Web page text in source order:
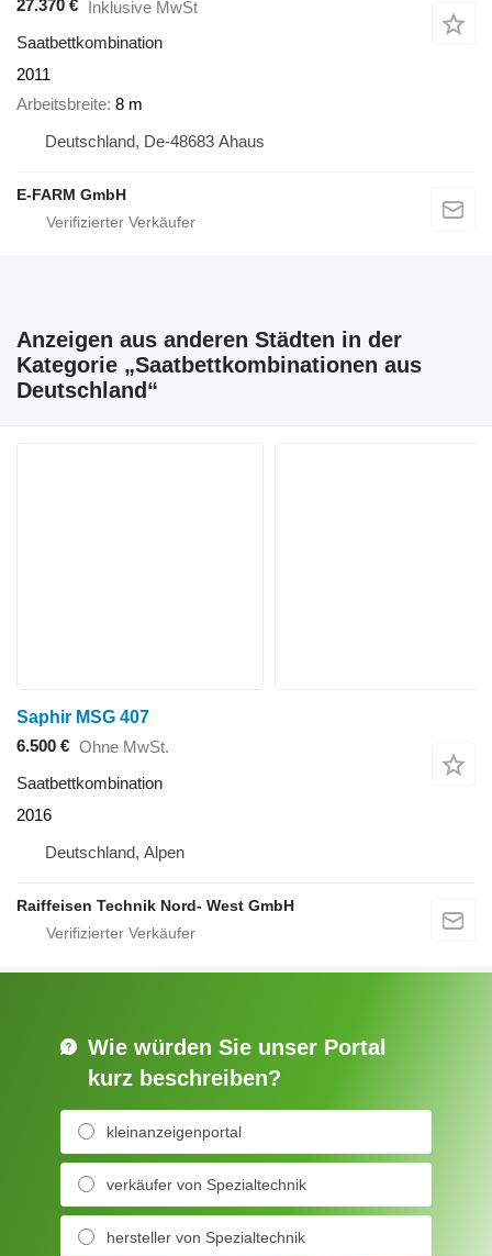
27.370 € Inklusive MwSt
Saatbettkombination
2011
Arbeitsbreite 8 m
Deutschland, De-48683 Ahaus
E-FARM GmbH
Anzeigen aus anderen Städten in der
Kategorie „Saatbettkombinationen aus
Deutschland“
Saphir MSG 407
6.500 € Ohne MwSt.
Saatbettkombination
2016
Deutschland, Alpen
Raiffeisen Technik Nord- West GmbH
Wie würden Sie unser Portal
kurz beschreiben?
kleinanzeigenportal
verkäufer von Spezialtechnik
hersteller von Spezialtechnik